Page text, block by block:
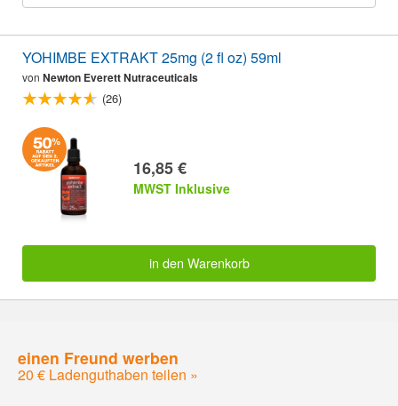
YOHIMBE EXTRAKT 25mg (2 fl oz) 59ml
von Newton Everett Nutraceuticals
(26)
16,85 €
MWST Inklusive
in den Warenkorb
einen Freund werben
20 € Ladenguthaben teilen »